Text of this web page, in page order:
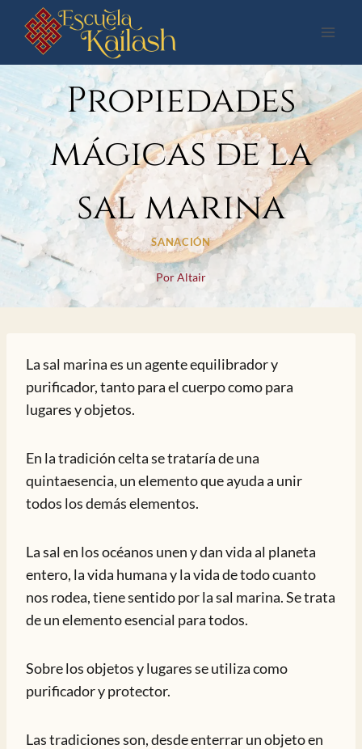
Saltar
contenido
Propiedades
mágicas de la
sal marina
SANACIÓN
PorAltair
La sal marina es un agente equilibrador y
purificador, tanto para el cuerpo como para
lugares y objetos.
En la tradición celta se trataría de una
quintaesencia, un elemento que ayuda a unir
todos los demás elementos.
La sal en los océanos unen y dan vida al planeta
entero, la vida humana y la vida de todo cuanto
nos rodea, tiene sentido por la sal marina. Se trata
de un elemento esencial para todos.
Sobre los objetos y lugares se utiliza como
purificador y protector.
Las tradiciones son, desde enterrar un objeto en